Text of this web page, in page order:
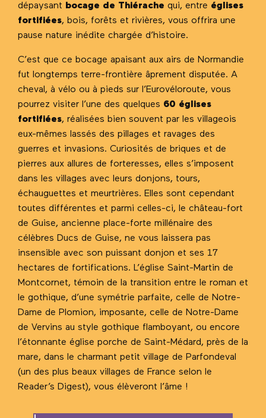
dépaysant bocage de Thiérache qui, entre églises
fortifiées, bois, forêts et rivières, vous offrira une
pause nature inédite chargée d’histoire.
C’est que ce bocage apaisant aux airs de Normandie
fut longtemps terre-frontière âprement disputée. A
cheval, à vélo ou à pieds sur l’Eurovéloroute, vous
pourrez visiter l’une des quelques 60 églises
fortifiées, réalisées bien souvent par les villageois
eux-mêmes lassés des pillages et ravages des
guerres et invasions. Curiosités de briques et de
pierres aux allures de forteresses, elles s’imposent
dans les villages avec leurs donjons, tours,
échauguettes et meurtrières. Elles sont cependant
toutes différentes et parmi celles-ci, le château-fort
de Guise, ancienne place-forte millénaire des
célèbres Ducs de Guise, ne vous laissera pas
insensible avec son puissant donjon et ses 17
hectares de fortifications. L’église Saint-Martin de
Montcornet, témoin de la transition entre le roman et
le gothique, d’une symétrie parfaite, celle de Notre-
Dame de Plomion, imposante, celle de Notre-Dame
de Vervins au style gothique flamboyant, ou encore
l’étonnante église porche de Saint-Médard, près de la
mare, dans le charmant petit village de Parfondeval
(un des plus beaux villages de France selon le
Reader’s Digest), vous élèveront l’âme !